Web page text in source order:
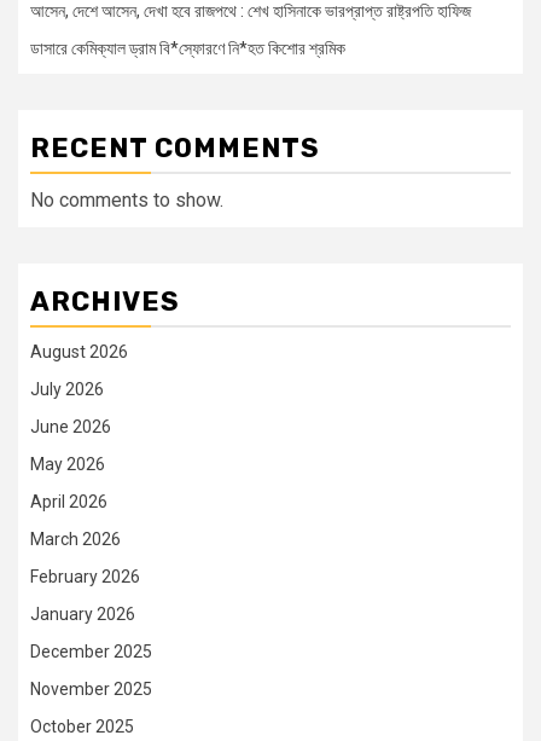
আসেন, দেশে আসেন, দেখা হবে রাজপথে : শেখ হাসিনাকে ভারপ্রাপ্ত রাষ্ট্রপতি হাফিজ
ডাসারে কেমিক্যাল ড্রাম বি*স্ফোরণে নি*হত কিশোর শ্রমিক
RECENT COMMENTS
No comments to show.
ARCHIVES
August 2026
July 2026
June 2026
May 2026
April 2026
March 2026
February 2026
January 2026
December 2025
November 2025
October 2025